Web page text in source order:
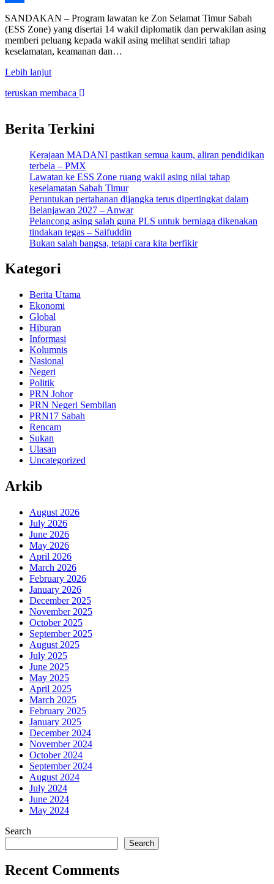
Share
SANDAKAN – Program lawatan ke Zon Selamat Timur Sabah
(ESS Zone) yang disertai 14 wakil diplomatik dan perwakilan asing
memberi peluang kepada wakil asing melihat sendiri tahap
keselamatan, keamanan dan…
Lebih lanjut
teruskan membaca
Berita Terkini
Kerajaan MADANI pastikan semua kaum, aliran pendidikan
terbela – PMX
Lawatan ke ESS Zone ruang wakil asing nilai tahap
keselamatan Sabah Timur
Peruntukan pertahanan dijangka terus dipertingkat dalam
Belanjawan 2027 – Anwar
Pelancong asing salah guna PLS untuk berniaga dikenakan
tindakan tegas – Saifuddin
Bukan salah bangsa, tetapi cara kita berfikir
Kategori
Berita Utama
Ekonomi
Global
Hiburan
Informasi
Kolumnis
Nasional
Negeri
Politik
PRN Johor
PRN Negeri Sembilan
PRN17 Sabah
Rencam
Sukan
Ulasan
Uncategorized
Arkib
August 2026
July 2026
June 2026
May 2026
April 2026
March 2026
February 2026
January 2026
December 2025
November 2025
October 2025
September 2025
August 2025
July 2025
June 2025
May 2025
April 2025
March 2025
February 2025
January 2025
December 2024
November 2024
October 2024
September 2024
August 2024
July 2024
June 2024
May 2024
Search
Search
Recent Comments